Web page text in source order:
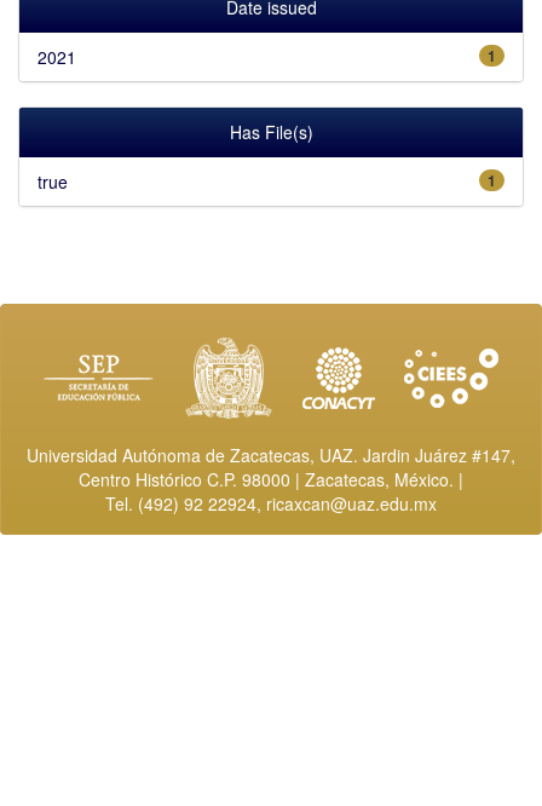
Date issued
1
2021
Has File(s)
1
true
Universidad Autónoma de Zacatecas, UAZ. Jardin Juárez #147,
Centro Histórico C.P. 98000 | Zacatecas, México. |
Tel. (492) 92 22924, ricaxcan@uaz.edu.mx